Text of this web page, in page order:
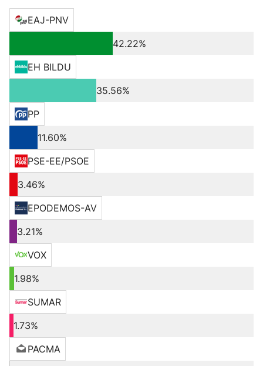
EAJ-PNV
42.22%
EH BILDU
35.56%
PP
11.60%
PSE-EE/PSOE
3.46%
EPODEMOS-AV
3.21%
VOX
1.98%
SUMAR
1.73%
PACMA